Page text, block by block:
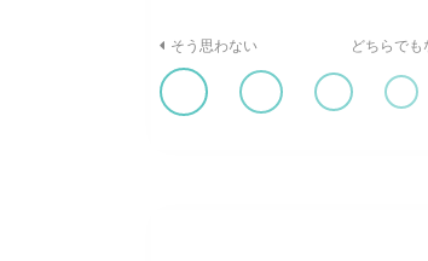
そう思わない どちらでも